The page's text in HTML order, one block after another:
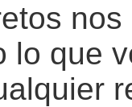
lo que